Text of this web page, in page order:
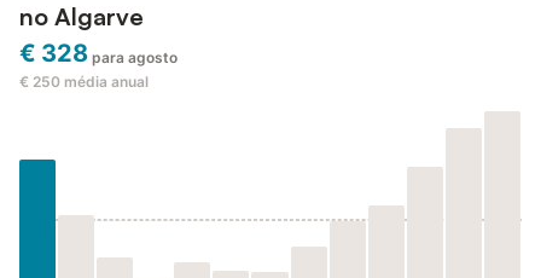
no Algarve
€ 328 para agosto
€ 250 média anual